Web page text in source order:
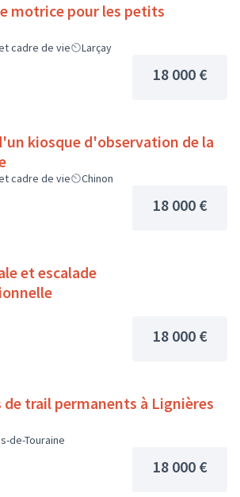
motrice pour les petits
cadre de vie Larçay
18 000 €
kiosque d'observation de la
cadre de vie Chinon
18 000 €
et escalade
18 000 €
de trail permanents à Lignières
de-Touraine
18 000 €